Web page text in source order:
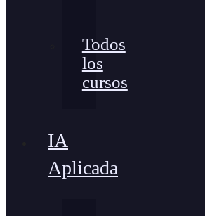
Todos
los
cursos
IA
Aplicada